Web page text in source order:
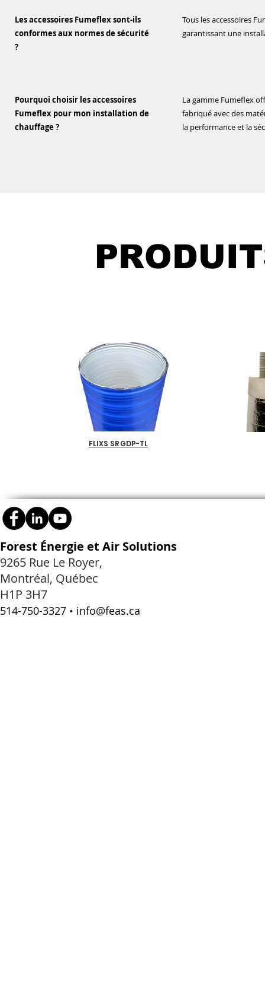
Les accessoires Fumeflex sont-ils
conformes aux normes de sécurité
?
Tous les accessoires
garantissant une
Pourquoi choisir les accessoires
Fumeflex pour mon installation de
chauffage ?
La gamme Fumeflex
fabriqué avec des
la performance et la
FLIXS SRGDP-TL
Forest Énergie et Air Solutions
9265 Rue Le Royer,
Montréal, Québec
H1P 3H7
514-750-3327 • info@feas.ca